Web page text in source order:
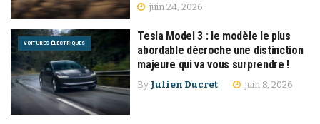
juin 24, 2026
VOITURES ÉLECTRIQUES
Tesla Model 3 : le modèle le plus
abordable décroche une distinction
majeure qui va vous surprendre !
By Julien Ducret juin 8, 2026